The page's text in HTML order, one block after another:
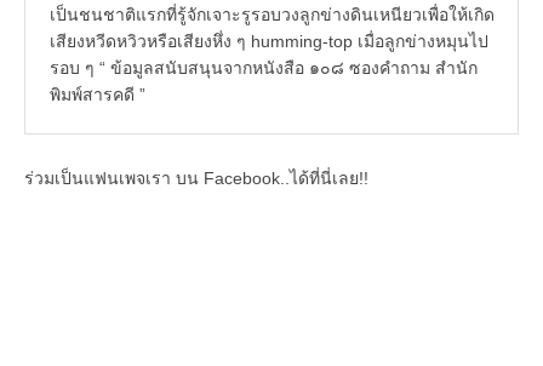
เป็นชนชาติแรกที่รู้จักเจาะรูรอบวงลูกข่างดินเหนียวเพื่อให้เกิด
เสียงหวีดหวิวหรือเสียงหึ่ง ๆ humming-top เมื่อลูกข่างหมุนไป
รอบ ๆ “ ข้อมูลสนับสนุนจากหนังสือ ๑๐๘ ซองคำถาม สำนัก
พิมพ์สารคดี ”
ร่วมเป็นแฟนเพจเรา บน Facebook..ได้ที่นี่เลย!!